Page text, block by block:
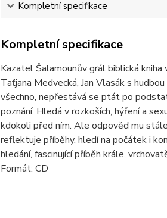
Kompletní specifikace
Kompletní specifikace
Kazatel Šalamounův grál biblická
Taťjana Medvecká, Jan Vlasák s
všechno, nepřestává se ptát po
poznání. Hledá v rozkoších, hýření a
kdokoli před ním. Ale odpověď mu
reflektuje příběhy, hledí na počátek i
hledání, fascinující příběh krále,
Formát: CD